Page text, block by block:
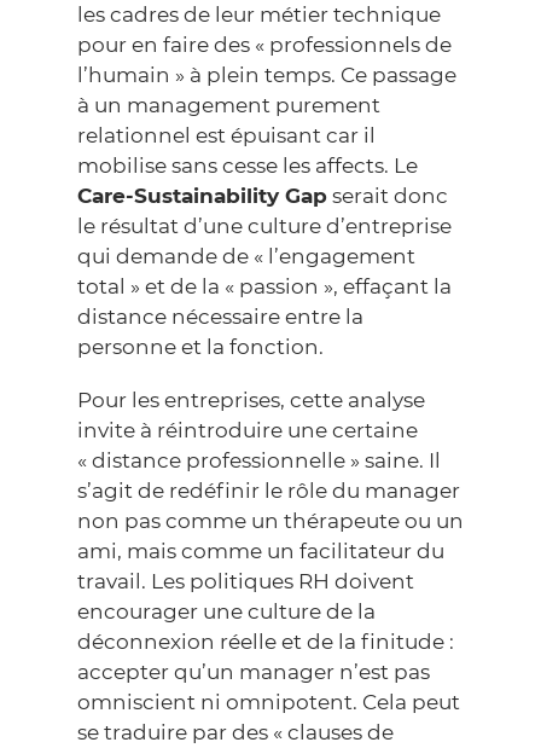
les cadres de leur métier technique
pour en faire des « professionnels de
l’humain » à plein temps. Ce passage
à un management purement
relationnel est épuisant car il
mobilise sans cesse les affects. Le
Care-Sustainability Gap serait donc
le résultat d’une culture d’entreprise
qui demande de « l’engagement
total » et de la « passion », effaçant la
distance nécessaire entre la
personne et la fonction.
Pour les entreprises, cette analyse
invite à réintroduire une certaine
« distance professionnelle » saine. Il
s’agit de redéfinir le rôle du manager
non pas comme un thérapeute ou un
ami, mais comme un facilitateur du
travail. Les politiques RH doivent
encourager une culture de la
déconnexion réelle et de la finitude :
accepter qu’un manager n’est pas
omniscient ni omnipotent. Cela peut
se traduire par des « clauses de